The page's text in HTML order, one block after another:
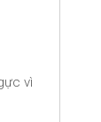
vì